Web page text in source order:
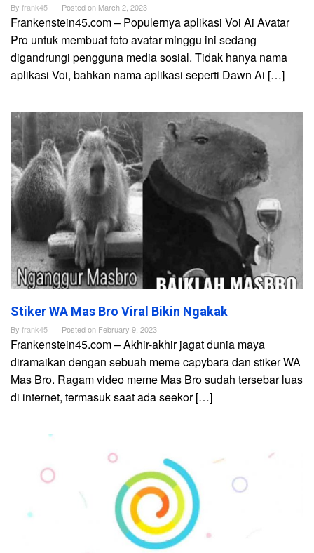
By frank45 Posted on March 2, 2023
Frankenstein45.com – Populernya aplikasi Voi Ai Avatar
Pro untuk membuat foto avatar minggu ini sedang
digandrungi pengguna media sosial. Tidak hanya nama
aplikasi Voi, bahkan nama aplikasi seperti Dawn Ai […]
Stiker WA Mas Bro Viral Bikin Ngakak
By frank45 Posted on February 9, 2023
Frankenstein45.com – Akhir-akhir jagat dunia maya
diramaikan dengan sebuah meme capybara dan stiker WA
Mas Bro. Ragam video meme Mas Bro sudah tersebar luas
di internet, termasuk saat ada seekor […]